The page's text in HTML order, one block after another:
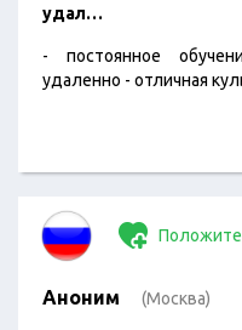
удал…
- постоянное
удаленно - отличная
Аноним (Москва)